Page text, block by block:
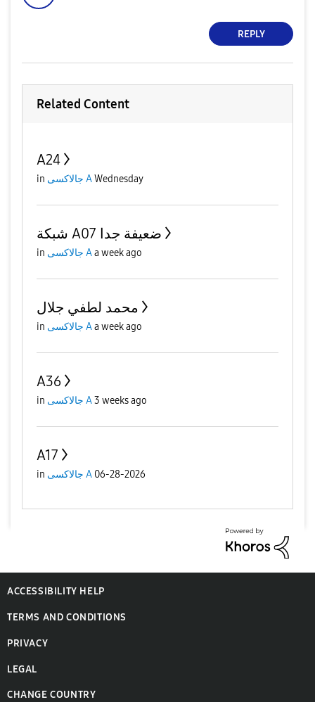
REPLY
Related Content
A24
in جالاكسى AWednesday
شبكة A07 ضعيفة جدا
in جالاكسى Aa week ago
محمد لطفي جلال
in جالاكسى Aa week ago
A36
in جالاكسى A3 weeks ago
A17
in جالاكسى A 06-28-2026
ACCESSIBILITY HELP
TERMS AND CONDITIONS
PRIVACY
LEGAL
CHANGE COUNTRY